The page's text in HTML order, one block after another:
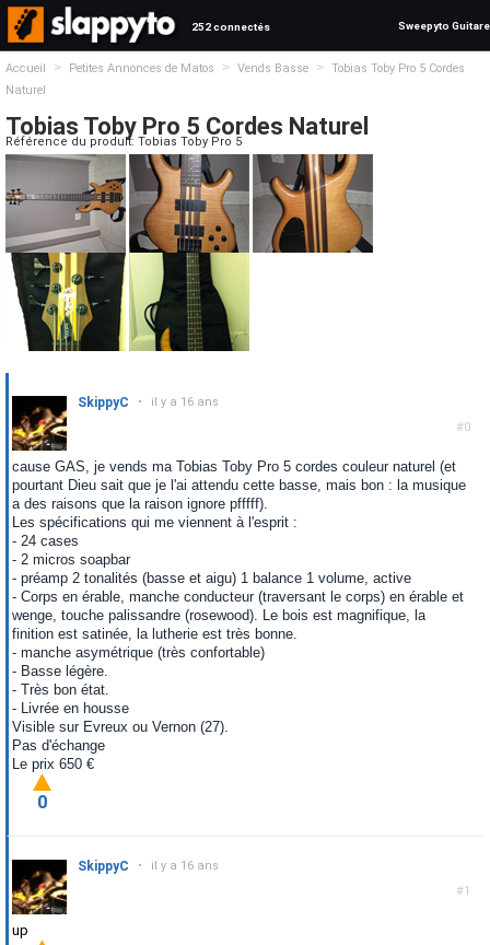
252 connectés Sweepyto Guitare
Accueil > Petites Annonces de Matos > Vends Basse >
Tobias Toby Pro 5 Cordes
Naturel
Tobias Toby Pro 5 Cordes Naturel
Référence du produit: Tobias Toby Pro 5
#0
SkippyC • il y a 16 ans
cause GAS, je vends ma Tobias Toby Pro 5 cordes couleur naturel (et
pourtant Dieu sait que je l'ai attendu cette basse, mais bon : la musique
a des raisons que la raison ignore pfffff).
Les spécifications qui me viennent à l'esprit :
- 24 cases
- 2 micros soapbar
- préamp 2 tonalités (basse et aigu) 1 balance 1 volume, active
- Corps en érable, manche conducteur (traversant le corps) en érable et
wenge, touche palissandre (rosewood). Le bois est magnifique, la
finition est satinée, la lutherie est très bonne.
- manche asymétrique (très confortable)
- Basse légère.
- Très bon état.
- Livrée en housse
Visible sur Evreux ou Vernon (27).
Pas d'échange
Le prix 650 €
0
#1
SkippyC • il y a 16 ans
up